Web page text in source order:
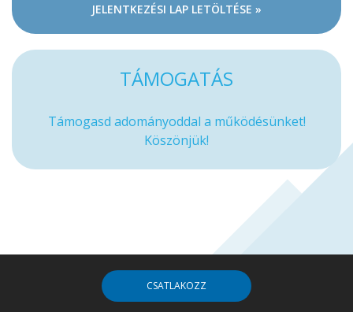
JELENTKEZÉSI LAP LETÖLTÉSE »
TÁMOGATÁS
Támogasd adományoddal a működésünket!
Köszönjük!
CSATLAKOZZ